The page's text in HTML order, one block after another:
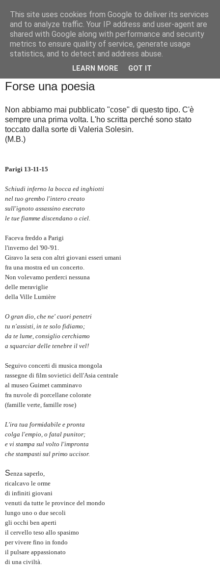
Badiale & Tringali
Forse una poesia
Non abbiamo mai pubblicato "cose" di questo tipo. C'è
sempre una prima volta. L'ho scritta perché sono stato
toccato dalla sorte di Valeria Solesin.
(M.B.)
Parigi 13-11-15
Schiudi inferno la bocca ed inghiotti
nel tuo grembo l'intero creato
sull'ignoto assassino esecrato
le tue fiamme discendano o ciel.
Faceva freddo a Parigi
l'inverno del '90-'91.
Giravo la sera con altri giovani esseri umani
fra una mostra ed un concerto.
Non volevamo perderci nessuna
delle meraviglie
della Ville Lumière
O gran dio, che ne' cuori penetri
tu n'assisti, in te solo fidiamo;
da te lume, consiglio cerchiamo
a squarciar delle tenebre il vel!
Seguivo concerti di musica mongola
rassegne di film sovietici dell'Asia centrale
al museo Guimet camminavo
fra nuvole di porcellane colorate
(famille verte, famille rose)
L'ira tua formidabile e pronta
colga l'empio, o fatal punitor;
e vi stampa sul volto l'impronta
che stampasti sul primo uccisor.
Senza saperlo,
ricalcavo le orme
di infiniti giovani
venuti da tutte le province del mondo
lungo uno o due secoli
gli occhi ben aperti
il cervello teso allo spasimo
pervivere fino in fondo
il pulsare appassionato
di una civiltà.
This site uses cookies from Google to deliver its services
and to analyze traffic. Your IP address and user-agent are
shared with Google along with performance and security
metrics to ensure quality of service, generate usage
statistics, and to detect and address abuse.
LEARN MORE GOT IT